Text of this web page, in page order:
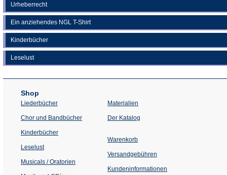
Urheberrecht
Ein anziehendes NGL T-Shirt
Kinderbücher
Leselust
Shop
Liederbücher
Chor und Bandbücher
Kinderbücher
Leselust
Musicals / Oratorien
Materialien
Der Katalog
Warenkorb
Versandgebühren
Kundeninformationen